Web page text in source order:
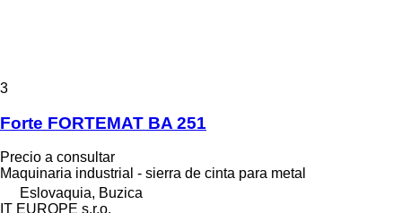
3
Forte FORTEMAT BA 251
Precio a consultar
Maquinaria industrial - sierra de cinta para metal
Eslovaquia, Buzica
IT EUROPE s.r.o.